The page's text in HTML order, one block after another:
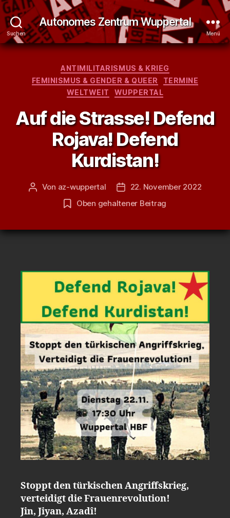
Suchen
Autonomes Zentrum Wuppertal
Menü
Kategorien
ANTIMILITARISMUS & KRIEG
FEMINISMUS & GENDER & QUEER
TERMINE
WELTWEIT
WUPPERTAL
Auf die Strasse! Defend
Rojava! Defend
Kurdistan!
Beitragsautor
Von az-wuppertal Veröffentlichungsdatum
22. November 2022
Oben gehaltener Beitrag
Stoppt den türkischen Angriffskrieg,
verteidigt die Frauenrevolution!
Jin, Jiyan, Azadî!